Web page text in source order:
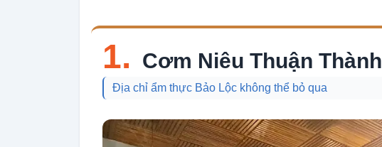
1. Cơm Niêu Thuận Thành
Địa chỉ ẩm thực Bảo Lộc không thể bỏ qua